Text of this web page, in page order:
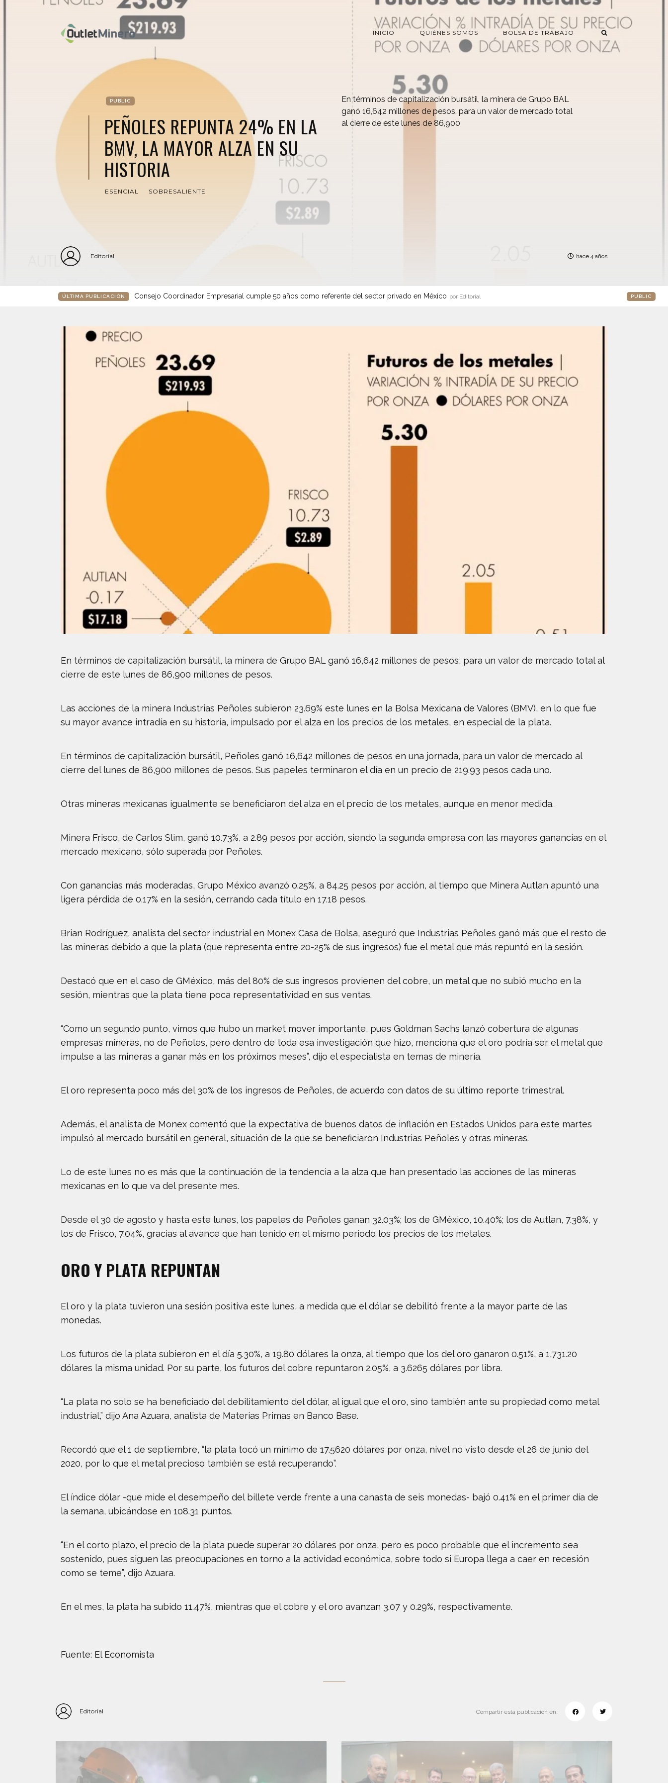
INICIO QUIÉNES SOMOS BOLSA DE TRABAJO
PUBLIC
PEÑOLES REPUNTA 24% EN LA
BMV, LA MAYOR ALZA EN SU
HISTORIA
ESENCIAL SOBRESALIENTE
En términos de capitalización bursátil, la minera de Grupo BAL
ganó 16,642 millones de pesos, para un valor de mercado total
al cierre de este lunes de 86,900
Editorial hace 4 años
ÚLTIMA PUBLICACIÓN Consejo Coordinador Empresarial cumple 50 años como referente del sector privado en México por Editorial PUBLIC
En términos de capitalización bursátil, la minera de Grupo BAL ganó 16,642 millones de pesos, para un valor de mercado total al
cierre de este lunes de 86,900 millones de pesos.
Las acciones de la minera Industrias Peñoles subieron 23.69% este lunes en la Bolsa Mexicana de Valores (BMV), en lo que fue
su mayor avance intradía en su historia, impulsado por el alza en los precios de los metales, en especial de la plata.
En términos de capitalización bursátil, Peñoles ganó 16,642 millones de pesos en una jornada, para un valor de mercado al
cierre del lunes de 86,900 millones de pesos. Sus papeles terminaron el día en un precio de 219.93 pesos cada uno.
Otras mineras mexicanas igualmente se beneficiaron del alza en el precio de los metales, aunque en menor medida.
Minera Frisco, de Carlos Slim, ganó 10.73%, a 2.89 pesos por acción, siendo la segunda empresa con las mayores ganancias en el
mercado mexicano, sólo superada por Peñoles.
Con ganancias más moderadas, Grupo México avanzó 0.25%, a 84.25 pesos por acción, al tiempo que Minera Autlan apuntó una
ligera pérdida de 0.17% en la sesión, cerrando cada título en 17.18 pesos.
Brian Rodríguez, analista del sector industrial en Monex Casa de Bolsa, aseguró que Industrias Peñoles ganó más que el resto de
las mineras debido a que la plata (que representa entre 20-25% de sus ingresos) fue el metal que más repuntó en la sesión.
Destacó que en el caso de GMéxico, más del 80% de sus ingresos provienen del cobre, un metal que no subió mucho en la
sesión, mientras que la plata tiene poca representatividad en sus ventas.
“Como un segundo punto, vimos que hubo un market mover importante, pues Goldman Sachs lanzó cobertura de algunas
empresas mineras, no de Peñoles, pero dentro de toda esa investigación que hizo, menciona que el oro podría ser el metal que
impulse a las mineras a ganar más en los próximos meses”, dijo el especialista en temas de minería.
El oro representa poco más del 30% de los ingresos de Peñoles, de acuerdo con datos de su último reporte trimestral.
Además, el analista de Monex comentó que la expectativa de buenos datos de inflación en Estados Unidos para este martes
impulsó al mercado bursátil en general, situación de la que se beneficiaron Industrias Peñoles y otras mineras.
Lo de este lunes no es más que la continuación de la tendencia a la alza que han presentado las acciones de las mineras
mexicanas en lo que va del presente mes.
Desde el 30 de agosto y hasta este lunes, los papeles de Peñoles ganan 32.03%; los de GMéxico, 10.40%; los de Autlan, 7.38%, y
los de Frisco, 7.04%, gracias al avance que han tenido en el mismo periodo los precios de los metales.
ORO Y PLATA REPUNTAN
El oro y la plata tuvieron una sesión positiva este lunes, a medida que el dólar se debilitó frente a la mayor parte de las
monedas.
Los futuros de la plata subieron en el día 5.30%, a 19.80 dólares la onza, al tiempo que los del oro ganaron 0.51%, a 1,731.20
dólares la misma unidad. Por su parte, los futuros del cobre repuntaron 2.05%, a 3.6265 dólares por libra.
“La plata no solo se ha beneficiado del debilitamiento del dólar, al igual que el oro, sino también ante su propiedad como metal
industrial,” dijo Ana Azuara, analista de Materias Primas en Banco Base.
Recordó que el 1 de septiembre, “la plata tocó un mínimo de 17.5620 dólares por onza, nivel no visto desde el 26 de junio del
2020, por lo que el metal precioso también se está recuperando”.
El índice dólar -que mide el desempeño del billete verde frente a una canasta de seis monedas- bajó 0.41% en el primer día de
la semana, ubicándose en 108.31 puntos.
“En el corto plazo, el precio de la plata puede superar 20 dólares por onza, pero es poco probable que el incremento sea
sostenido, pues siguen las preocupaciones en torno a la actividad económica, sobre todo si Europa llega a caer en recesión
como se teme”, dijo Azuara.
En el mes, la plata ha subido 11.47%, mientras que el cobre y el oro avanzan 3.07 y 0.29%, respectivamente.
Fuente: El Economista
Editorial Compartir esta publicación en: